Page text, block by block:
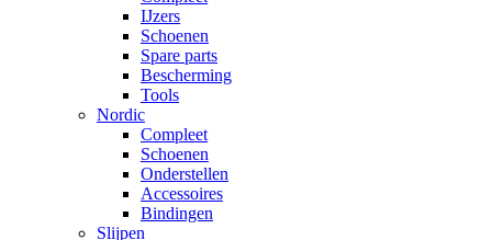
IJzers
Schoenen
Spare parts
Bescherming
Tools
Nordic
Compleet
Schoenen
Onderstellen
Accessoires
Bindingen
Slijpen